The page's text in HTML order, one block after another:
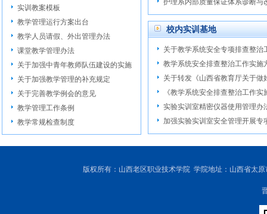
实训教案模板
教学管理运行方案出台
教学人员请假、外出管理办法
课堂教学管理办法
关于加强中青年教师队伍建设的实施
关于加强教学管理的补充规定
关于完善教学例会的意见
教学管理工作条例
教学常规检查制度
护理系内部质量保证体系诊断与
校内实训基地
关于教学系统安全专项排查整治
教学系统安全排查整治工作实施
关于转发《山西省教育厅关于做
《教学系统安全排查整治工作实
实验实训室精密仪器使用管理办
加强实验实训室安全管理开展专
版权所有：山西老区职业技术学院 学院地址：山西省太